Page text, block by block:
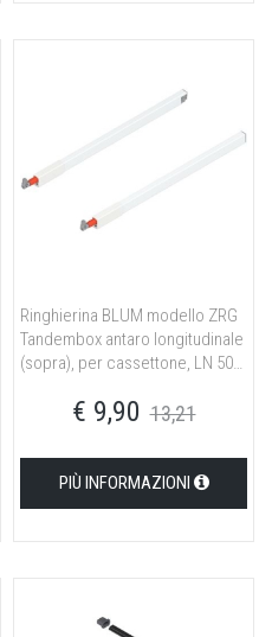
Ringhierina BLUM modello ZRG
Tandembox antaro longitudinale
(sopra), per cassettone, LN 500
€ 9,90 13,21
PIÙ INFORMAZIONI